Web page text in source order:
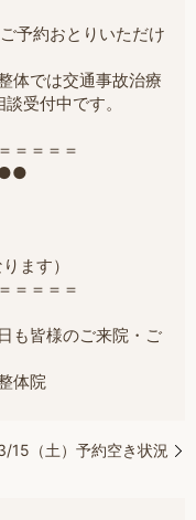
予約おとりいただけ
体では交通事故治療
受付中です。
＝＝＝＝
●●
ます）
＝＝＝＝
も皆様のご来院・ご
体院
15（土）予約空き状況